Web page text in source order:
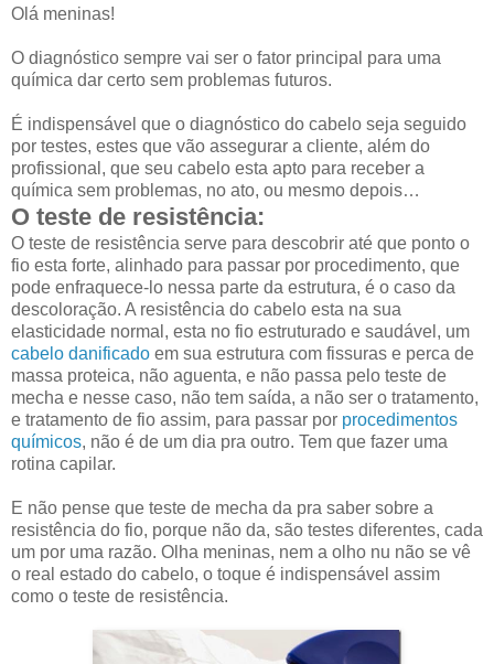
Olá meninas!
O diagnóstico sempre vai ser o fator principal para uma
química dar certo sem problemas futuros.
É indispensável que o diagnóstico do cabelo seja seguido
por testes, estes que vão assegurar a cliente, além do
profissional, que seu cabelo esta apto para receber a
química sem problemas, no ato, ou mesmo depois…
O teste de resistência:
O teste de resistência serve para descobrir até que ponto o
fio esta forte, alinhado para passar por procedimento, que
pode enfraquece-lo nessa parte da estrutura, é o caso da
descoloração. A resistência do cabelo esta na sua
elasticidade normal, esta no fio estruturado e saudável, um
cabelo danificado em sua estrutura com fissuras e perca de
massa proteica, não aguenta, e não passa pelo teste de
mecha e nesse caso, não tem saída, a não ser o tratamento,
e tratamento de fio assim, para passar por procedimentos
químicos, não é de um dia pra outro. Tem que fazer uma
rotina capilar.
E não pense que teste de mecha da pra saber sobre a
resistência do fio, porque não da, são testes diferentes, cada
um por uma razão. Olha meninas, nem a olho nu não se vê
o real estado do cabelo, o toque é indispensável assim
como o teste de resistência.